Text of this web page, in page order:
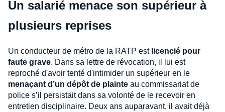
Un salarié menace son supérieur à
plusieurs reprises
Un conducteur de métro de la RATP est licencié pour
faute grave. Dans sa lettre de révocation, il lui est
reproché d'avoir tenté d'intimider un supérieur en le
menaçant d’un dépôt de plainte au commissariat de
police s’il persistait dans sa volonté de le recevoir en
entretien disciplinaire. Deux ans auparavant, il avait déjà